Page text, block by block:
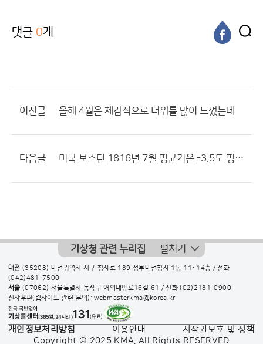
댓글 0개
이전글 올해 4월은 체감적으로 더위를 많이 느꼈는데
다음글 미국 보스턴 1816년 7월 평균기온 -3.5도 평년보다 25.5도 낮아
기상청 관련 누리집 펼치기
대전 (35208) 대전광역시 서구 청사로 189 정부대전청사 1동 11~14층 / 전화
(042)481-7500
서울 (07062) 서울특별시 동작구 여의대방로16길 61 / 전화(02)2181-0900
전자우편(웹사이트 관련 문의): webmasterkma@korea.kr
개인정보처리방침 이용안내
저작권보호 및 정책
Copyright © 2025 KMA. All Rights RESERVED